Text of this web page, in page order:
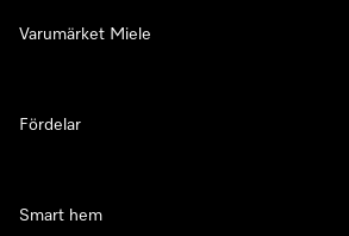
Varumärket Miele
Fördelar
Smart hem